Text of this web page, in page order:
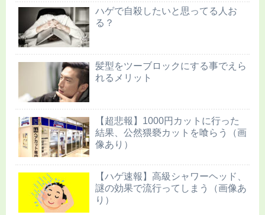
ハゲで自殺したいと思ってる人お
る？
髪型をツーブロックにする事でえら
れるメリット
【超悲報】1000円カットに行った
結果、公然猥褻カットを喰らう（画
像あり）
【ハゲ速報】高級シャワーヘッド、
謎の効果で流行ってしまう（画像あ
り）